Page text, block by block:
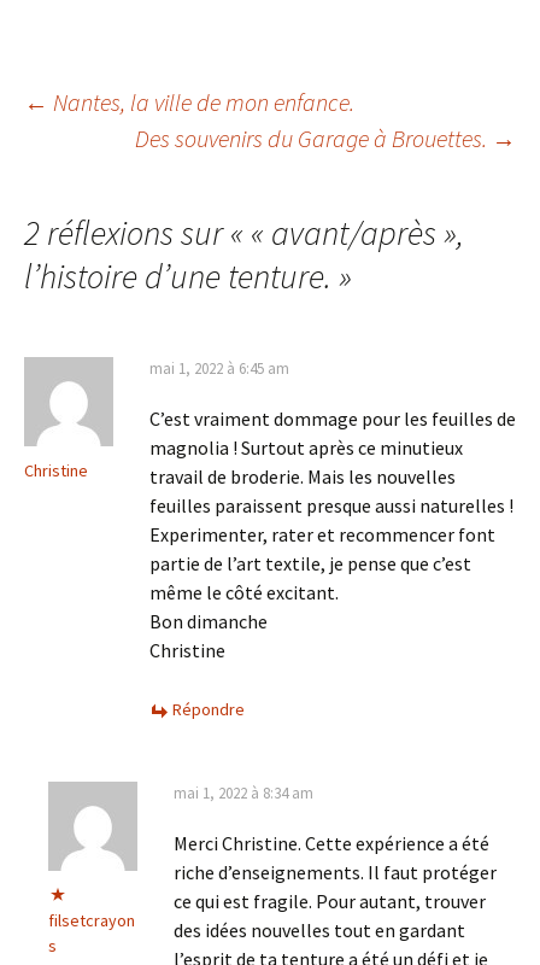
Navigation
articles
← Nantes, la ville de mon enfance.
Des souvenirs du Garage à Brouettes. →
2 réflexions sur « « avant/après »,
l’histoire d’une tenture. »
Christine
mai 1, 2022 à 6:45 am
C’est vraiment dommage pour les feuilles de
magnolia ! Surtout après ce minutieux
travail de broderie. Mais les nouvelles
feuilles paraissent presque aussi naturelles !
Experimenter, rater et recommencer font
partie de l’art textile, je pense que c’est
même le côté excitant.
Bon dimanche
Christine
Répondre
filsetcrayon
s
mai 1, 2022 à 8:34 am
Merci Christine. Cette expérience a été
riche d’enseignements. Il faut protéger
ce qui est fragile. Pour autant, trouver
des idées nouvelles tout en gardant
l’esprit de ta tenture a été un défi et je